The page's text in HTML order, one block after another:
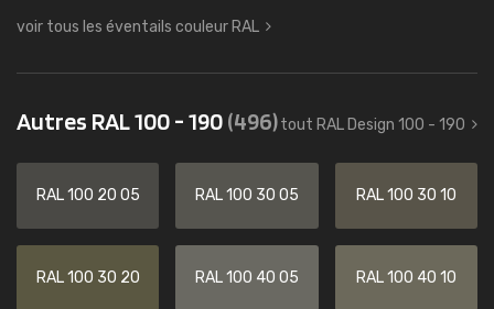
voir tous les éventails couleur RAL
Autres RAL 100 - 190(496)tout RAL Design 100 - 190
RAL 100 20 05 RAL 100 30 05 RAL 100 30 10
RAL 100 30 20 RAL 100 40 05 RAL 100 40 10